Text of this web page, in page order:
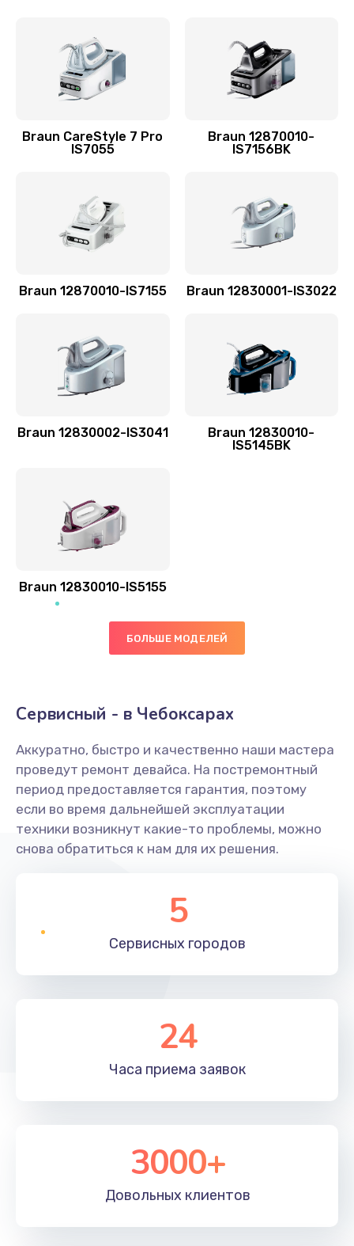
Braun CareStyle 7 Pro
IS7055
Braun 12870010-
IS7156BK
Braun 12870010-IS7155 Braun 12830001-IS3022
Braun 12830002-IS3041
Braun 12830010-
IS5145BK
Braun 12830010-IS5155
БОЛЬШЕ МОДЕЛЕЙ
Сервисный - в Чебоксарах
Аккуратно, быстро и качественно наши мастера
проведут ремонт девайса. На постремонтный
период предоставляется гарантия, поэтому
если во время дальнейшей эксплуатации
техники возникнут какие-то проблемы, можно
снова обратиться к нам для их решения.
5
Сервисных городов
24
Часа приема заявок
3000+
Довольных клиентов